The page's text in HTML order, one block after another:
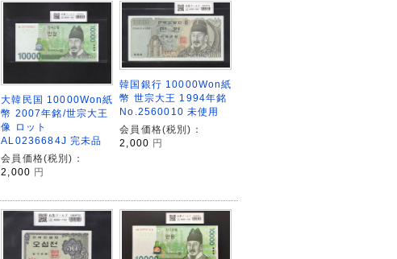
大韓民国 10000Won紙
幣 2007年銘/世宗大王
像 ロット
AL0236684J 完未品
会員価格(税別)：
2,000 円
韓国銀行 10000Won紙
幣 世宗大王 1994年銘
No.2560010 未使用
会員価格(税別)：
2,000 円